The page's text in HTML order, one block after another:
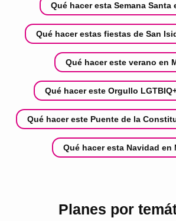
Qué hacer esta Semana Santa
Qué hacer estas fiestas de San
Qué hacer este verano en
Qué hacer este Orgullo
Qué hacer este Puente de la
Qué hacer esta Navidad en
Planes por